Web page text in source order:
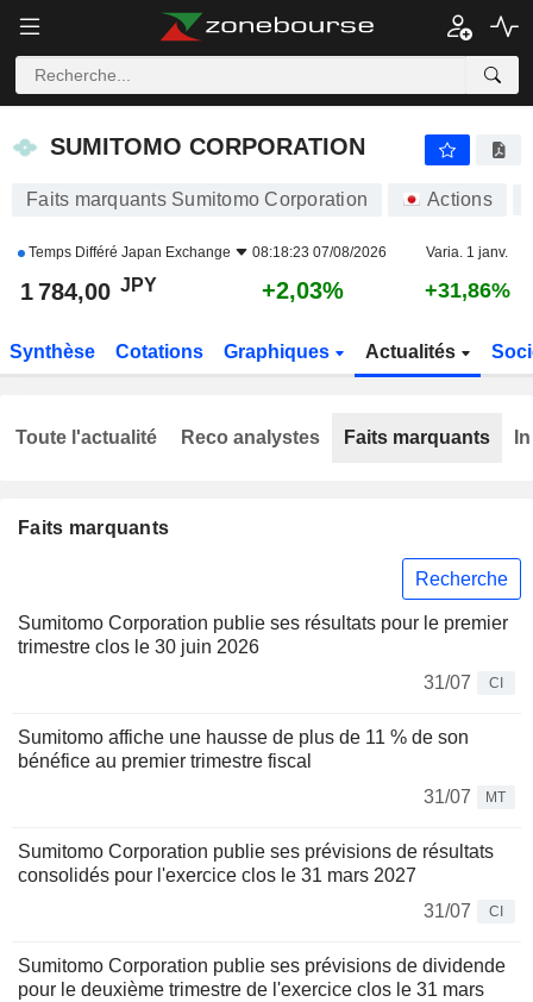
SUMITOMO CORPORATION
SUMITOMO CORPORATION
Faits marquants Sumitomo Corporation Actions
Temps Différé Japan Exchange 08:18:23 07/08/2026 Varia. 1 janv.
1 784,00 JPY +2,03% +31,86%
Synthèse Cotations Graphiques Actualités
Faits marquants
Recherche
Sumitomo Corporation publie ses résultats pour le premier
trimestre clos le 30 juin 2026
31/07
CI
Sumitomo affiche une hausse de plus de 11 % de son
bénéfice au premier trimestre fiscal
31/07
MT
Sumitomo Corporation publie ses prévisions de résultats
consolidés pour l'exercice clos le 31 mars 2027
31/07
CI
Sumitomo Corporation publie ses prévisions de dividende
pour le deuxième trimestre de l'exercice clos le 31 mars
Toute l'actualité Reco analystes Faits marquants